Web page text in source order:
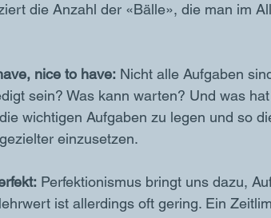
die Anzahl der «Bälle», die man im
nice to have: Nicht alle Aufgaben
sein? Was kann warten? Und was
wichtigen Aufgaben zu legen und so
einzusetzen.
Perfektionismus bringt uns dazu,
ist allerdings oft gering. Ein